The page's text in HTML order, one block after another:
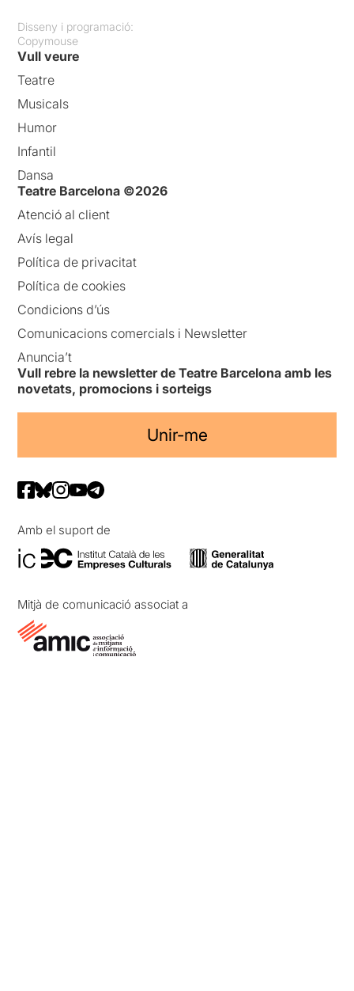
Disseny i programació:
Copymouse
Vull veure
Teatre
Musicals
Humor
Infantil
Dansa
Teatre Barcelona ©2026
Atenció al client
Avís legal
Política de privacitat
Política de cookies
Condicions d’ús
Comunicacions comercials i Newsletter
Anuncia’t
Vull rebre la newsletter de Teatre Barcelona amb les
novetats, promocions i sorteigs
Unir-me
Amb el suport de
Mitjà de comunicació associat a